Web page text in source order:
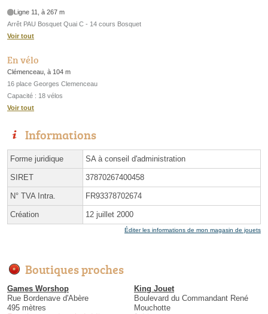
Ligne 11, à 267 m
Arrêt PAU Bosquet Quai C - 14 cours Bosquet
Voir tout
En vélo
Clémenceau, à 104 m
16 place Georges Clemenceau
Capacité : 18 vélos
Voir tout
Informations
Forme juridique SA à conseil d'administration
SIRET 37870267400458
N° TVA Intra. FR93378702674
Création 12 juillet 2000
Éditer les informations de mon magasin de jouets
Boutiques proches
Games Worshop
Rue Bordenave d'Abère
495 mètres
King Jouet
Boulevard du Commandant René
Mouchotte